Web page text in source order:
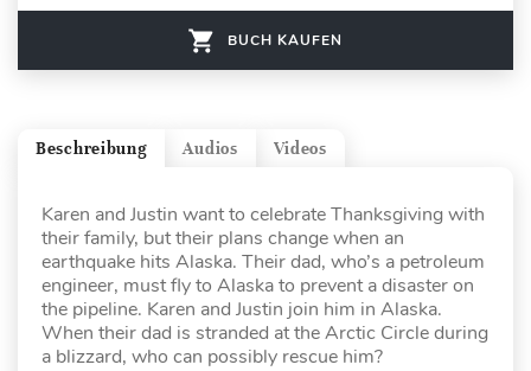
BUCH KAUFEN
Videos
Audios
Beschreibung
Karen and Justin want to celebrate Thanksgiving with
their family, but their plans change when an
earthquake hits Alaska. Their dad, who’s a petroleum
engineer, must fly to Alaska to prevent a disaster on
the pipeline. Karen and Justin join him in Alaska.
When their dad is stranded at the Arctic Circle during
a blizzard, who can possibly rescue him?